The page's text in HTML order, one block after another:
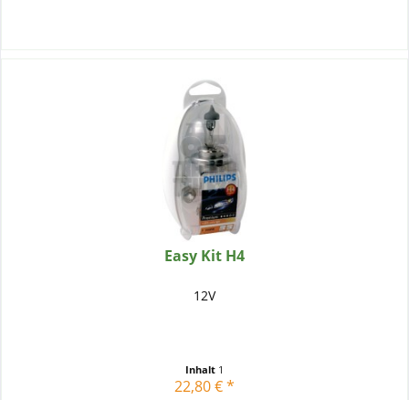
Easy Kit H4
12V
Inhalt 1
22,80 € *